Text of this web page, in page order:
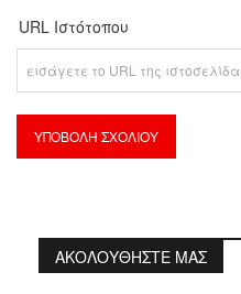
URL Ιστότοπου
ΑΚΟΛΟΥΘΗΣΤΕ ΜΑΣ